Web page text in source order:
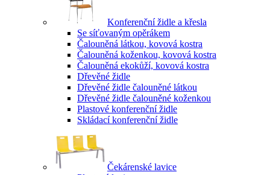
Konferenční židle a křesla
Se síťovaným opěrákem
Čalouněná látkou, kovová kostra
Čalouněná koženkou, kovová kostra
Čalouněná ekokůží, kovová kostra
Dřevěné židle
Dřevěné židle čalouněné látkou
Dřevěné židle čalouněné koženkou
Plastové konferenční židle
Skládací konferenční židle
Čekárenské lavice